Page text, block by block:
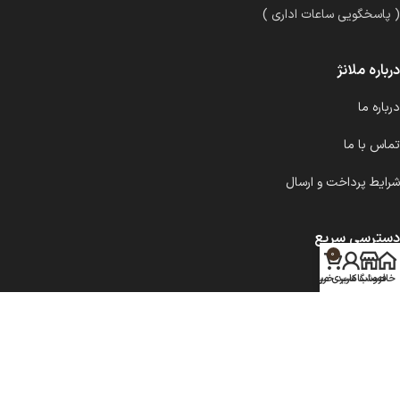
( پاسخگویی ساعات اداری )
درباره ملانژ
درباره ما
تماس با ما
شرایط پرداخت و ارسال
دسترسی سریع
شمع کلاسیک
خانهفروشگاه
حساب کاربری من
0
سبد خرید